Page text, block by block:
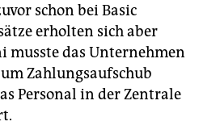
schon bei Basic
erholten sich aber
musste das Unternehmen
Zahlungsaufschub
Personal in der Zentrale